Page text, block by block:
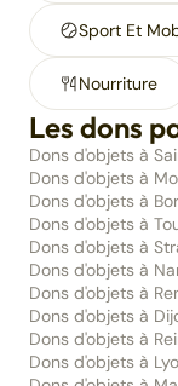
Sport Et
Nourriture
Les dons
Dons d'objets à
Dons d'objets à
Dons d'objets à
Dons d'objets à
Dons d'objets à
Dons d'objets à
Dons d'objets à
Dons d'objets à
Dons d'objets à
Dons d'objets à